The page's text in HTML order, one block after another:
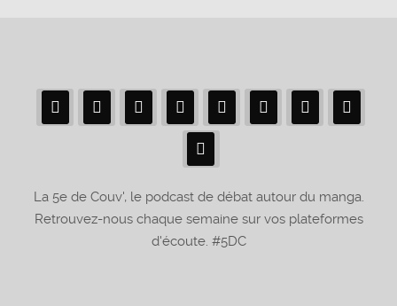
La 5e de Couv', le podcast de débat autour du manga.
Retrouvez-nous chaque semaine sur vos plateformes
d'écoute. #5DC